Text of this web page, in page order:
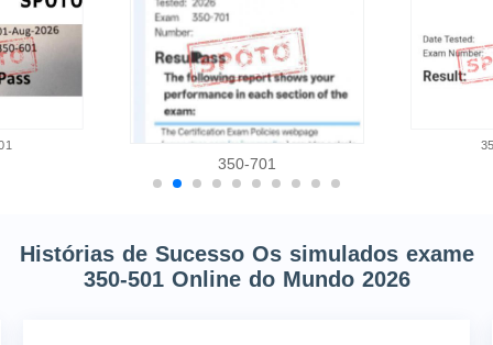
350-701
Histórias de Sucesso Os simulados exame
350-501 Online do Mundo 2026